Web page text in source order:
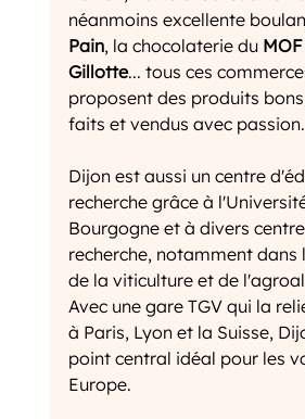
néanmoins excellente
Pain, la chocolaterie du MOF
Gillotte... tous ces
proposent des produits
faits et vendus avec passion.
Dijon est aussi un centre
recherche grâce à
Bourgogne et à divers
recherche, notamment dans
de la viticulture et de
Avec une gare TGV qui la
à Paris, Lyon et la Suisse,
point central idéal pour les
Europe.